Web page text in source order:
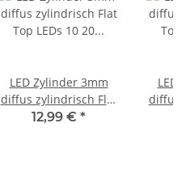
LED Zylinder 3mm
diffus zylindrisch Flat
Top LEDs 10 20 50
12,99 € *
LED
diffus